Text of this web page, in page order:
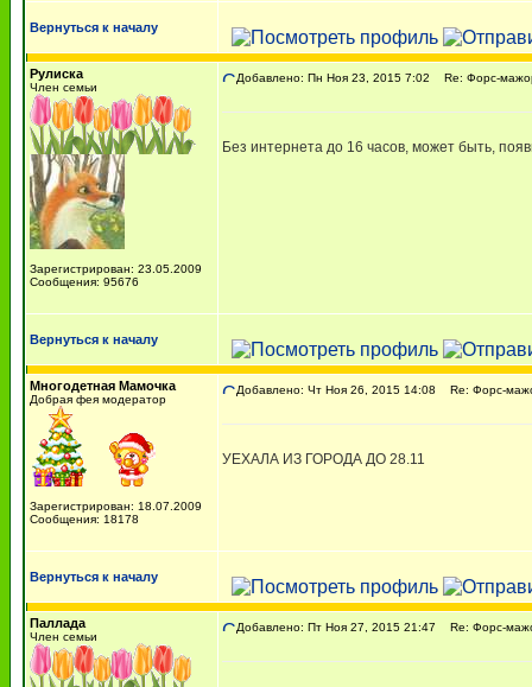
Вернуться к началу
Рулиска
Член семьи
Зарегистрирован: 23.05.2009
Сообщения: 95676
Добавлено: Пн Ноя 23, 2015 7:02 Re: Форс-
Без интернета до 16 часов, может быть,
Вернуться к началу
Многодетная Мамочка
Добрая фея модератор
Зарегистрирован: 18.07.2009
Сообщения: 18178
Добавлено: Чт Ноя 26, 2015 14:08 Re: Форс-
УЕХАЛА ИЗ ГОРОДА ДО 28.11
Вернуться к началу
Паллада
Член семьи
Добавлено: Пт Ноя 27, 2015 21:47 Re: Форс-